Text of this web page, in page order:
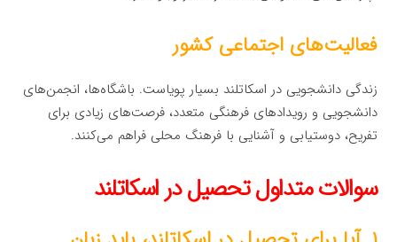
فعالیت‌های اجتماعی کشور
زندگی دانشجویی در اسکاتلند بسیار پویاست. باشگاه‌ها، انجمن‌های
دانشجویی و رویدادهای فرهنگی متعدد، فرصت‌های زیادی برای
تفریح، دوستیابی و آشنایی با فرهنگ محلی فراهم می‌کنند.
سوالات متداول تحصیل در اسکاتلند